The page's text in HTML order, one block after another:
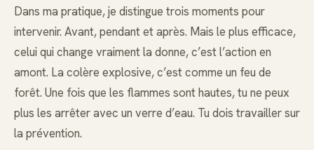
Dans ma pratique, je distingue trois moments pour
intervenir. Avant, pendant et après. Mais le plus efficace,
celui qui change vraiment la donne, c’est l’action en
amont. La colère explosive, c’est comme un feu de
forêt. Une fois que les flammes sont hautes, tu ne peux
plus les arrêter avec un verre d’eau. Tu dois travailler sur
la prévention.